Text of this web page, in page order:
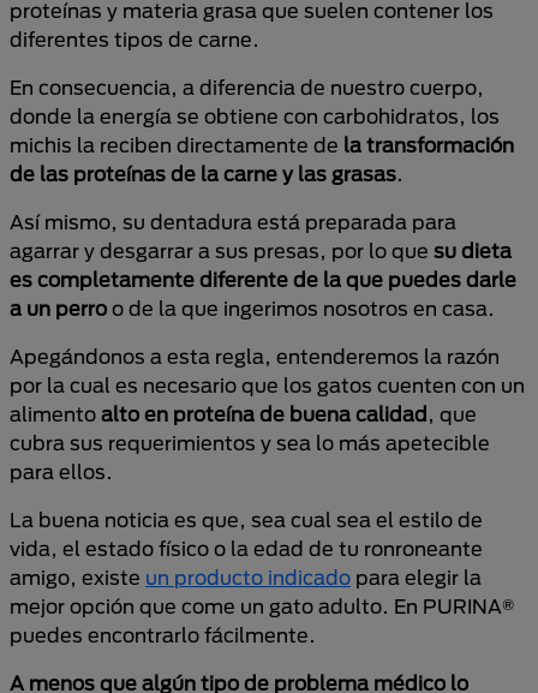
proteínas y materia grasa que suelen contener los
diferentes tipos de carne.
En consecuencia, a diferencia de nuestro cuerpo,
donde la energía se obtiene con carbohidratos, los
michis la reciben directamente de la transformación
de las proteínas de la carne y las grasas.
Así mismo, su dentadura está preparada para
agarrar y desgarrar a sus presas, por lo que su dieta
es completamente diferente de la que puedes darle
a un perro o de la que ingerimos nosotros en casa.
Apegándonos a esta regla, entenderemos la razón
por la cual es necesario que los gatos cuenten con un
alimento alto en proteína de buena calidad, que
cubra sus requerimientos y sea lo más apetecible
para ellos.
La buena noticia es que, sea cual sea el estilo de
vida, el estado físico o la edad de tu ronroneante
amigo, existe un producto indicado para elegir la
mejor opción que come un gato adulto. En PURINA®
puedes encontrarlo fácilmente.
A menos que algún tipo de problema médico lo